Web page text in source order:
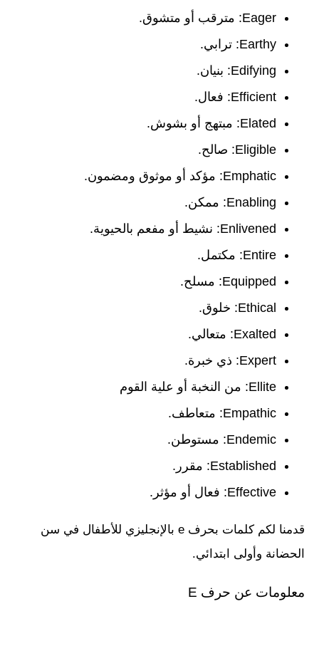
Eager: مترقب أو متشوق.
Earthy: ترابي.
Edifying: بنيان.
Efficient: فعال.
Elated: مبتهج أو بشوش.
Eligible: صالح.
Emphatic: مؤكد أو موثوق ومضمون.
Enabling: ممكن.
Enlivened: نشيط أو مفعم بالحيوية.
Entire: مكتمل.
Equipped: مسلح.
Ethical: خلوق.
Exalted: متعالي.
Expert: ذي خبرة.
Ellite: من النخبة أو علية القوم
Empathic: متعاطف.
Endemic: مستوطن.
Established: مقرر.
Effective: فعال أو مؤثر.
قدمنا لكم كلمات بحرف e بالإنجليزي للأطفال في سن
الحضانة وأولى ابتدائي.
معلومات عن حرف E